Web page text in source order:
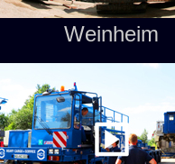
Weinheim